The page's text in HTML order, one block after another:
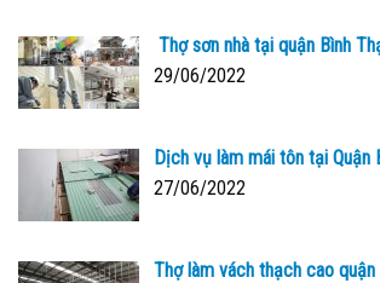
Thợ sơn nhà tại quận Bình
29/06/2022
Dịch vụ làm mái tôn tại Quận
27/06/2022
Thợ làm vách thạch cao quận